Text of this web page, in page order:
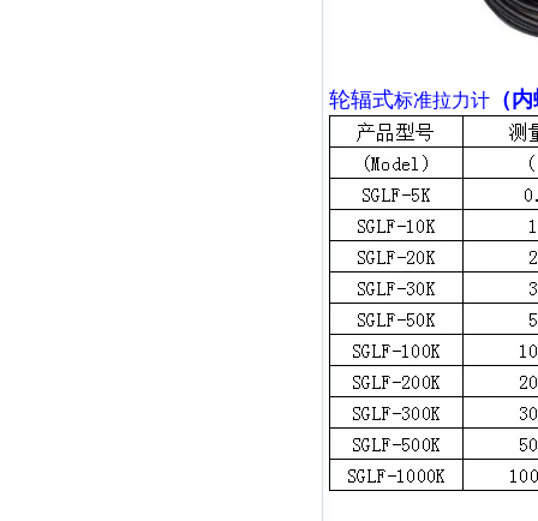
轮辐式标准拉力计 （